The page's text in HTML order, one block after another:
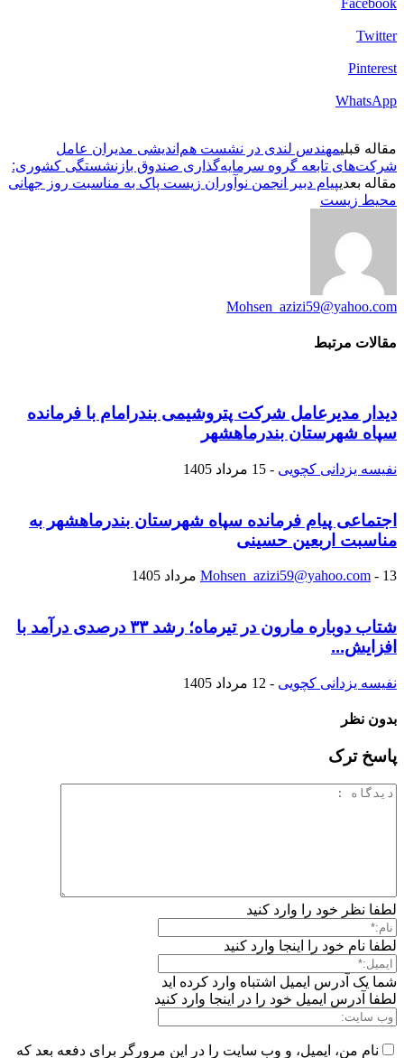
Twitter
Pinterest
WhatsApp
مقاله قبلیمهندس لندی در نشست هم‌اندیشی مدیران عامل
شرکت‌های تابعه گروه سرمایه‌گذاری صندوق بازنشستگی کشوری:
مقاله بعدیپیام دبیر انجمن نوآوران زیست پاک به مناسبت روز جهانی
محیط زیست
Mohsen_azizi59@yahoo.com
مقالات مرتبط
دیدار مدیرعامل شرکت پتروشیمی بندرامام با فرمانده
سپاه شهرستان بندرماهشهر
نفیسه یزدانی کچویی - 15 مرداد 1405
اجتماعی پیام فرمانده سپاه شهرستان بندرماهشهر به
مناسبت اربعین حسینی
Mohsen_azizi59@yahoo.com - 13 مرداد 1405
شتاب دوباره مارون در تیرماه؛ رشد ۳۳ درصدی درآمد با
افزایش...
نفیسه یزدانی کچویی - 12 مرداد 1405
بدون نظر
پاسخ ترک
لطفا نظر خود را وارد کنید
لطفا نام خود را اینجا وارد کنید
شما یک آدرس ایمیل اشتباه وارد کرده اید
لطفا آدرس ایمیل خود را در اینجا وارد کنید
نام من، ایمیل، و وب سایت را در این مرورگر برای دفعه بعد که